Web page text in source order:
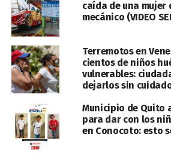
caída de una mujer
mecánico (VIDEO
Terremotos en
cientos de niños
vulnerables:
dejarlos sin
Municipio de Quito
para dar con los
en Conocoto: esto